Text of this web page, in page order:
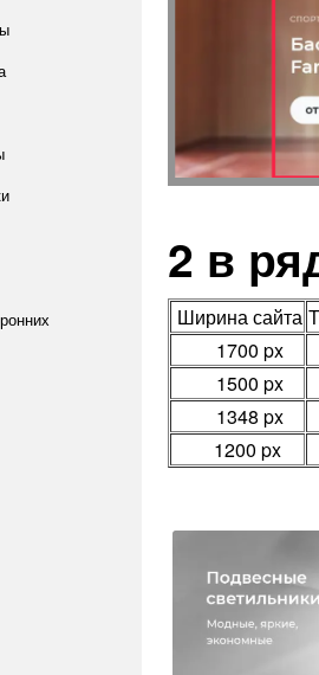
2 в
Ширина сайта
1700 px
1500 px
1348 px
1200 px